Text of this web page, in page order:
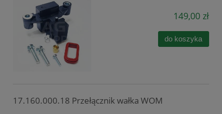
149,00 zł
do koszyka
17.160.000.18 Przełącznik wałka WOM